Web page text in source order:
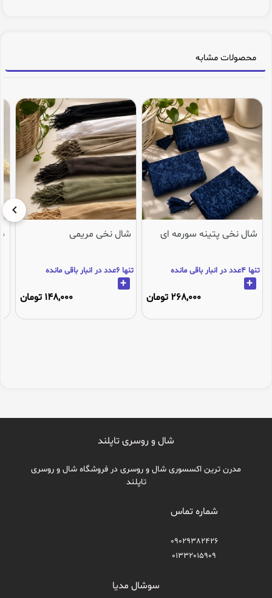
محصولات مشابه
شال نخی پتینه سورمه ای
تنها 4عدد در انبار باقی مانده
+
268,000 تومان
شال نخی مریمی
تنها 6عدد در انبار باقی مانده
+
148,000 تومان
شال و روسری تاپلند
مدرن ترین اکسسوری شال و روسری در فروشگاه شال و روسری
تاپلند
شماره تماس
09029382426
01332015909
سوشال مدیا